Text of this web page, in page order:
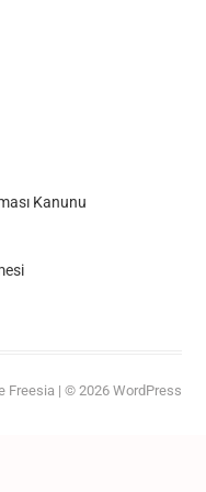
Kanunu
Freesia | © 2026 WordPress